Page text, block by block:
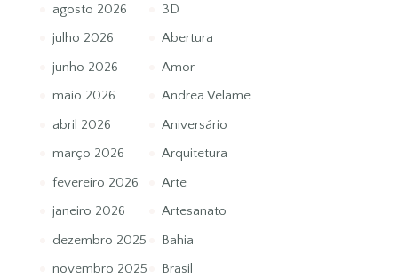
agosto 2026
julho 2026
junho 2026
maio 2026
abril 2026
março 2026
fevereiro 2026
janeiro 2026
dezembro 2025
novembro 2025
3D
Abertura
Amor
Andrea Velame
Aniversário
Arquitetura
Arte
Artesanato
Bahia
Brasil